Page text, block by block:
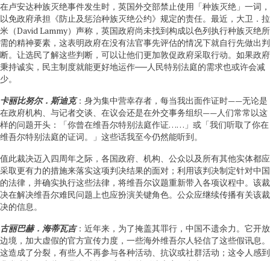
在卢安达种族灭绝事件发生时，英国外交部禁止使用「种族灭绝」一词，
以免政府承担《防止及惩治种族灭绝公约》规定的责任。最近，大卫．拉
米（David Lammy）声称，英国政府尚未找到构成以色列执行种族灭绝所
需的精神要素，这表明政府在没有法官事先评估的情况下就自行先做出判
断。让选民了解这些判断，可以让他们更加敦促政府采取行动。如果政府
秉持诚实，民主制度就能更好地运作──人民特别法庭的需求也或许会减
少。
卡丽比努尔．斯迪克：身为集中营幸存者，每当我出面作证时——无论是
在政府机构、与记者交谈、在议会还是在外交事务组织——人们常常以这
样的问题开头：「你曾在维吾尔特别法庭作证……」或「我们听取了你在
维吾尔特别法庭的证词。」这些话我至今仍然能听到。
值此裁决迈入四周年之际，各国政府、机构、公众以及所有其他实体都应
采取更有力的措施来落实这项判决结果的面对；利用该判决制定针对中国
的法律，并确实执行这些法律，将维吾尔议题重新带入各项议程中。该裁
决在解决维吾尔难民问题上也应扮演关键角色。公众应继续传播有关该裁
决的信息。
古丽巴赫．海蒂瓦吉：近年来，为了掩盖其罪行，中国不遗余力。它开放
边境，加大虚假的官方宣传力度，一些海外维吾尔人轻信了这些假讯息。
这造成了分裂，有些人不再参与各种活动、抗议或社群活动；这令人感到